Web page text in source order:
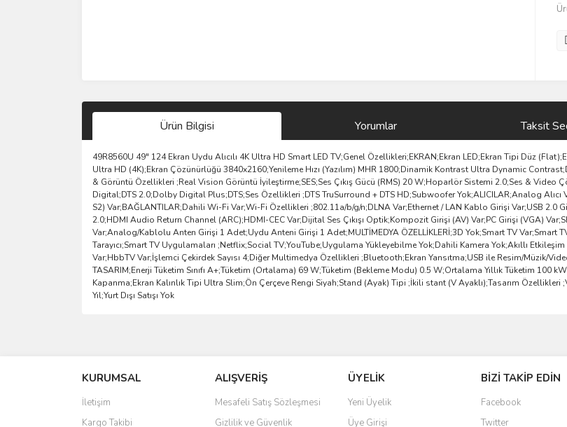
Ürün Bilgisi Yorumlar Taksit
49R8560U 49" 124 Ekran Uydu Alıcılı 4K Ultra HD Smart LED TV;Genel Özellikleri;EKRAN;Ekran LED;Ekran Tipi Düz
Ultra HD (4K);Ekran Çözünürlüğü 3840x2160;Yenileme Hızı (Yazılım) MHR 1800;Dinamik Kontrast Ultra Dynamic
& Görüntü Özellikleri ;Real Vision Görüntü İyileştirme;SES;Ses Çıkış Gücü (RMS) 20 W;Hoparlör Sistemi 2.0;Ses & Video
Digital;DTS 2.0;Dolby Digital Plus;DTS;Ses Özellikleri ;DTS TruSurround + DTS HD;Subwoofer Yok;ALICILAR;Analog Alıcı
S2) Var;BAĞLANTILAR;Dahili Wi-Fi Var;Wi-Fi Özellikleri ;802.11a/b/g/n;DLNA Var;Ethernet / LAN Kablo Girişi Var;USB 2.0
2.0;HDMI Audio Return Channel (ARC);HDMI-CEC Var;Dijital Ses Çıkışı Optik;Kompozit Girişi (AV) Var;PC Girişi (VGA)
Var;Analog/Kablolu Anten Girişi 1 Adet;Uydu Anteni Girişi 1 Adet;MULTİMEDYA ÖZELLİKLERİ;3D Yok;Smart TV Var;Smart
Tarayıcı;Smart TV Uygulamaları ;Netflix;Social TV;YouTube;Uygulama Yükleyebilme Yok;Dahili Kamera Yok;Akıllı
Var;HbbTV Var;İşlemci Çekirdek Sayısı 4;Diğer Multimedya Özellikleri ;Bluetooth;Ekran Yansıtma;USB ile Resim/Müzik/
TASARIM;Enerji Tüketim Sınıfı A+;Tüketim (Ortalama) 69 W;Tüketim (Bekleme Modu) 0.5 W;Ortalama Yıllık Tüketim 100
Kapanma;Ekran Kalınlık Tipi Ultra Slim;Ön Çerçeve Rengi Siyah;Stand (Ayak) Tipi ;İkili stant (V Ayaklı);Tasarım
Yıl;Yurt Dışı Satışı Yok
Ürün resmi kalitesiz, bozuk veya görüntülenemiyor.
Ürün açıklamasında eksik bilgiler bulunuyor.
Ürün bilgilerinde hatalar bulunuyor.
KURUMSAL
İletişim
Kargo Takibi
ALIŞVERİŞ
Mesafeli Satış Sözleşmesi
Gizlilik ve Güvenlik
ÜYELİK
Yeni Üyelik
Üye Girişi
BİZİ TAKİP EDİN
Facebook
Twitter